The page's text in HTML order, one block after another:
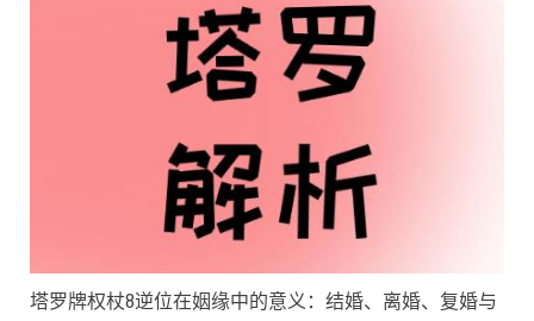
塔罗牌权杖8逆位在姻缘中的意义：结婚、离婚、复婚与